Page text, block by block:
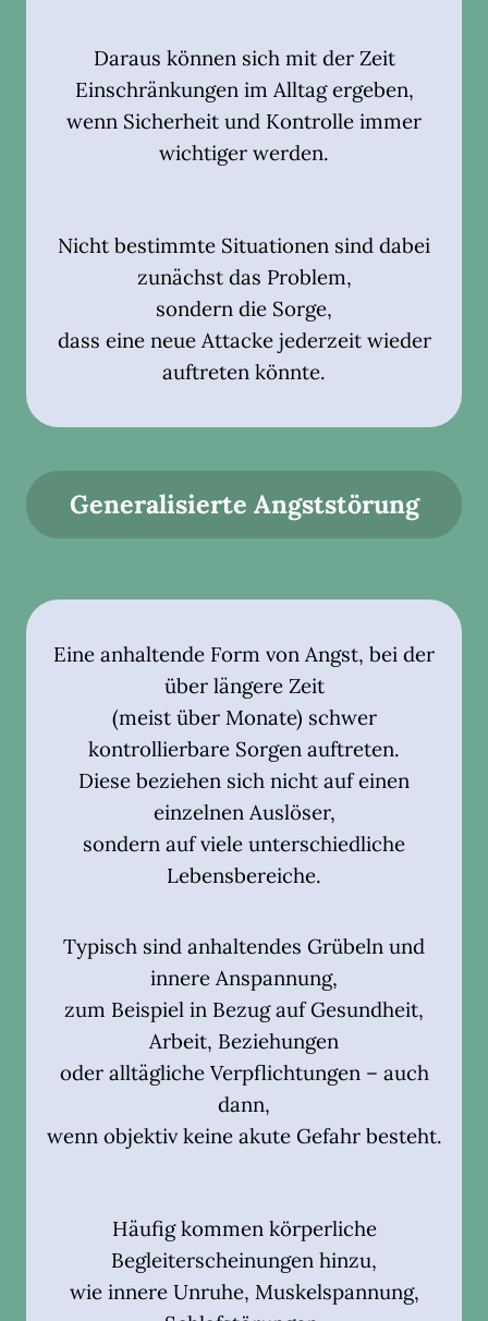
Daraus können sich mit der Zeit
Einschränkungen im Alltag ergeben,
wenn Sicherheit und Kontrolle immer
wichtiger werden.
Nicht bestimmte Situationen sind dabei
zunächst das Problem,
sondern die Sorge,
dass eine neue Attacke jederzeit wieder
auftreten könnte.
Generalisierte Angststörung
Eine anhaltende Form von Angst, bei der
über längere Zeit
(meist über Monate) schwer
kontrollierbare Sorgen auftreten.
Diese beziehen sich nicht auf einen
einzelnen Auslöser,
sondern auf viele unterschiedliche
Lebensbereiche.
Typisch sind anhaltendes Grübeln und
innere Anspannung,
zum Beispiel in Bezug auf Gesundheit,
Arbeit, Beziehungen
oder alltägliche Verpflichtungen – auch
dann,
wenn objektiv keine akute Gefahr besteht.
Häufig kommen körperliche
Begleiterscheinungen hinzu,
wie innere Unruhe, Muskelspannung,